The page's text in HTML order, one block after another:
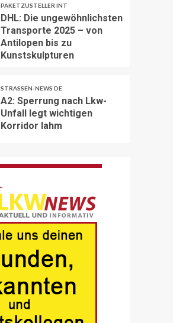
PAKETZUSTELLER INT
DHL: Die ungewöhnlichsten
Transporte 2025 – von
Antilopen bis zu
Kunstskulpturen
STRASSEN-NEWS DE
A2: Sperrung nach Lkw-
Unfall legt wichtigen
Korridor lahm
BRANCHEN-NEWS (DE)
Deutschen
Nachhaltigkeitspreis
BRANCHEN-NEWS (DE)
MAN Engines präsentiert
nächste Generation der
bewährten Baureihe MAN
E32
BLAULICHT DE